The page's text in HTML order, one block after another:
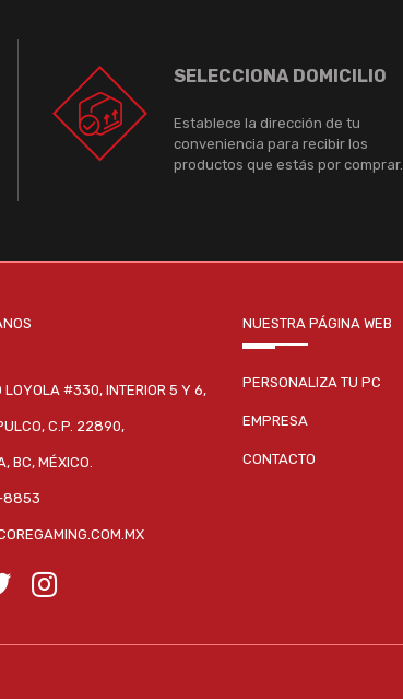
SELECCIONA DOMICILIO
Establece la dirección de tu
conveniencia para recibir los
productos que estás por comprar.
LOYOLA #330, INTERIOR 5 Y 6,
C.P. 22890,
BC, MÉXICO.
8853
NUESTRA PÁGINA WEB
PERSONALIZA TU PC
EMPRESA
CONTACTO